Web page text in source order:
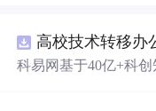
科易网基于40亿+科